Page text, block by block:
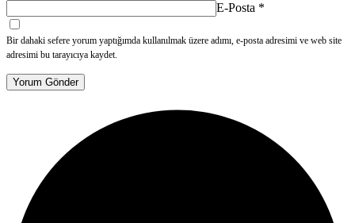
E-Posta *
Bir dahaki sefere yorum yaptığımda kullanılmak üzere adımı, e-posta adresimi ve web site
adresimi bu tarayıcıya kaydet.
Yorum Gönder